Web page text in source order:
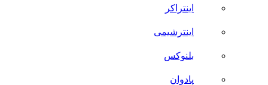
اینتراکر
اینترشیمی
بلنوکس
پادوان